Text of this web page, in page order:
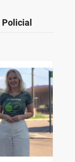
Policial